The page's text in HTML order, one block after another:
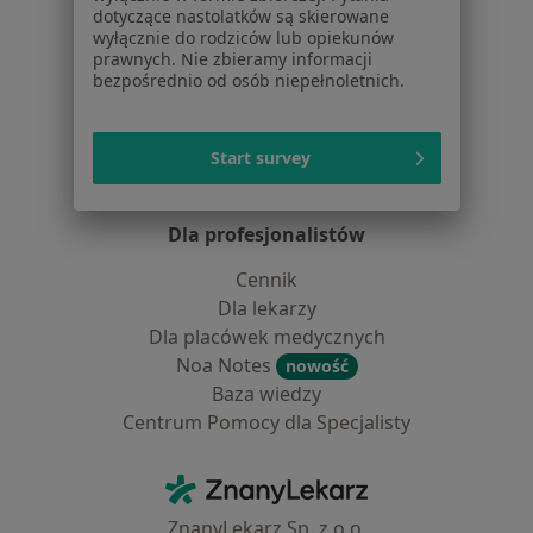
Placówki medyczne
Pytania i odpowiedzi
Usługi i zabiegi
Pomoc
Aplikacje mobilne
Blog dla pacjentów
Dla profesjonalistów
Cennik
Dla lekarzy
Dla placówek medycznych
Noa Notes
nowość
Baza wiedzy
Centrum Pomocy dla Specjalisty
ZnanyLekarz - Strona główna
dotyczące nastolatków są skierowane
wyłącznie do rodziców lub opiekunów
prawnych. Nie zbieramy informacji
bezpośrednio od osób niepełnoletnich.
Start survey